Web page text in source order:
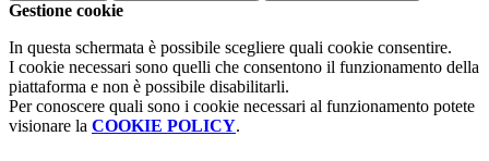
Gestione cookie
In questa schermata è possibile scegliere quali cookie consentire.
I cookie necessari sono quelli che consentono il funzionamento della
piattaforma e non è possibile disabilitarli.
Per conoscere quali sono i cookie necessari al funzionamento potete
visionare la COOKIE POLICY.